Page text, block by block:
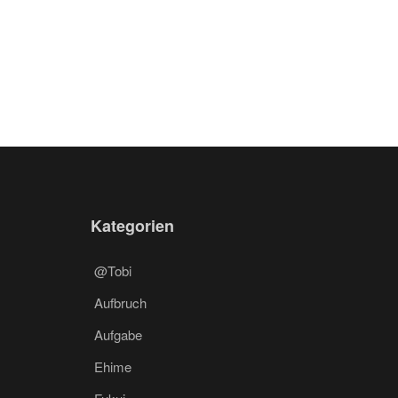
Kategorien
@Tobi
Aufbruch
Aufgabe
Ehime